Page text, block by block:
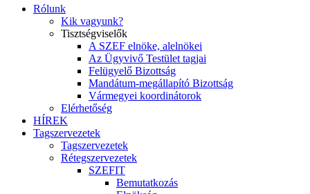
Rólunk
Kik vagyunk?
Tisztségviselők
A SZEF elnöke, alelnökei
Az Ügyvivő Testület tagjai
Felügyelő Bizottság
Mandátum-megállapító Bizottság
Vármegyei koordinátorok
Elérhetőség
HÍREK
Tagszervezetek
Tagszervezetek
Rétegszervezetek
SZEFIT
Bemutatkozás